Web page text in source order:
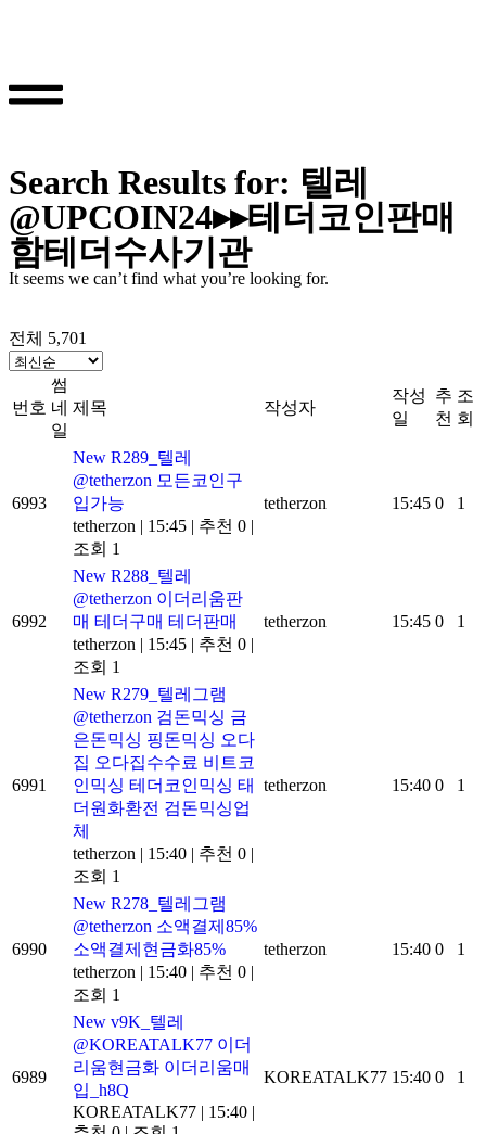
Search Results for: 텔레
@UPCOIN24▸▸테더코인판매
함테더수사기관
It seems we can’t find what you’re looking for.
전체 5,701
번호
썸
네
일
제목 작성자
작성
일
추
천
조
회
6993
New R289_텔레
@tetherzon 모든코인구
입가능
tetherzon | 15:45 | 추천 0 |
조회 1
tetherzon 15:45 0 1
6992
New R288_텔레
@tetherzon 이더리움판
매 테더구매 테더판매
tetherzon | 15:45 | 추천 0 |
조회 1
tetherzon 15:45 0 1
6991
New R279_텔레그램
@tetherzon 검돈믹싱 금
은돈믹싱 핑돈믹싱 오다
집 오다집수수료 비트코
인믹싱 테더코인믹싱 태
더원화환전 검돈믹싱업
체
tetherzon | 15:40 | 추천 0 |
조회 1
tetherzon 15:40 0 1
6990
New R278_텔레그램
@tetherzon 소액결제85%
소액결제현금화85%
tetherzon | 15:40 | 추천 0 |
조회 1
tetherzon 15:40 0 1
6989
New v9K_텔레
@KOREATALK77 이더
리움현금화 이더리움매
입_h8Q
KOREATALK77 | 15:40 |
KOREATALK77 15:40 0 1